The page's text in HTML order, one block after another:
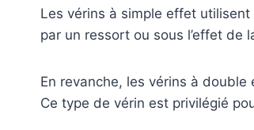
Les vérins à simple effet
par un ressort ou sous l’effet de
En revanche, les vérins à
Ce type de vérin est privilégié